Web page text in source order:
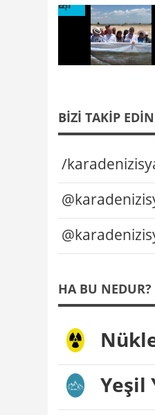
BIZI TAKIP EDIN
/
HA BU NEDUR?
Yeşil